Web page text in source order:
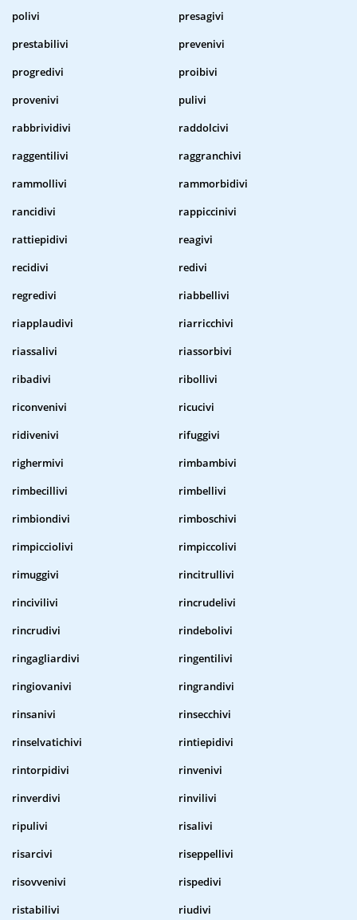
polivi
presagivi
prestabilivi
prevenivi
progredivi
proibivi
provenivi
pulivi
rabbrividivi
raddolcivi
raggentilivi
raggranchivi
rammollivi
rammorbidivi
rancidivi
rappiccinivi
rattiepidivi
reagivi
recidivi
redivi
regredivi
riabbellivi
riapplaudivi
riarricchivi
riassalivi
riassorbivi
ribadivi
ribollivi
riconvenivi
ricucivi
ridivenivi
rifuggivi
righermivi
rimbambivi
rimbecillivi
rimbellivi
rimbiondivi
rimboschivi
rimpicciolivi
rimpiccolivi
rimuggivi
rincitrullivi
rincivilivi
rincrudelivi
rincrudivi
rindebolivi
ringagliardivi
ringentilivi
ringiovanivi
ringrandivi
rinsanivi
rinsecchivi
rinselvatichivi
rintiepidivi
rintorpidivi
rinvenivi
rinverdivi
rinvilivi
ripulivi
risalivi
risarcivi
riseppellivi
risovvenivi
rispedivi
ristabilivi
riudivi